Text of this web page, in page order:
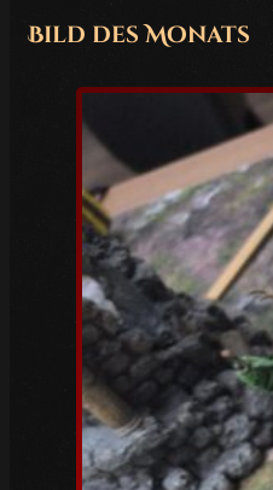
Mai 2024(2)
Februar 2024(1)
Januar 2024
Dezember 2023(1)
November 2023(1)
Oktober 2023(3)
Juli 2023(1)
Juni 2023 (1)
Mai 2023(5)
April 2023(3)
März 2023(6)
Februar 2023(4)
Januar 2023
(5)
Dezember 2022(4)
November 2022(4)
Oktober 2022(5)
Bild des Monats